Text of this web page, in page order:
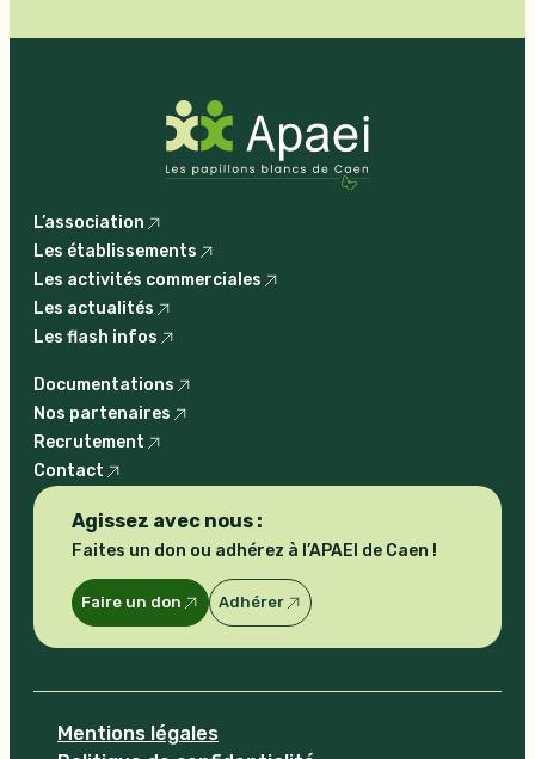
L’association
Les établissements
Les activités commerciales
Les actualités
Les flash infos
Documentations
Nos partenaires
Recrutement
Contact
Agissez avec nous :
Faites un don ou adhérez à l’APAEI de Caen !
Faire un don Adhérer
Mentions légales